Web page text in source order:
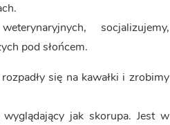
socjalizujemy,
pod słońcem.
się na kawałki i zrobimy
jak skorupa. Jest w